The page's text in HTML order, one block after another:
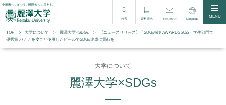
検索 資料請求 お問い合わせ Language MENU
TOP 大学について 麗澤大学×SDGs
【ニュースリリース】「SDGs探究AWARDS 2022」学生部門で
優秀賞 バナナを皮ごと使用したビールでSDGs達成に貢献を
大学について
麗澤大学×SDGs